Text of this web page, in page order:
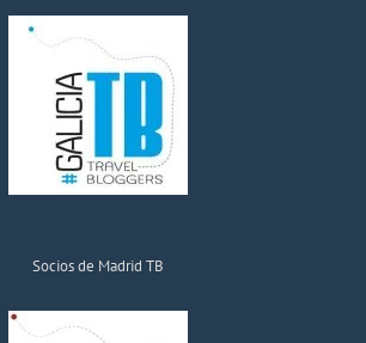
Socios de Madrid TB